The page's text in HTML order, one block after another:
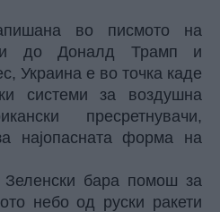
во писмото на
до Доналд Трамп и
Украина е во точка каде
системи за воздушна
пресретнувачи,
најопасната форма на
бара помош за
небо од руски ракети